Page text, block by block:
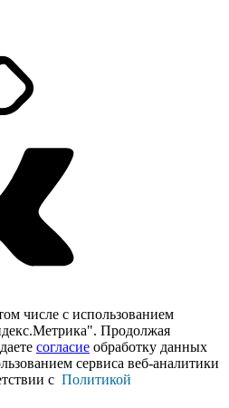
числе с использованием
Продолжая
согласие обработку данных
сервиса веб-аналитики
с Политикой